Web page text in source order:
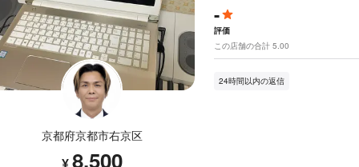
京都府京都市右京区
8,500
-
評価
この店舗の合計 5.00
24時間以内の返信